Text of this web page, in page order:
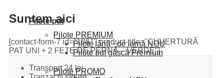
Pilote pat
Pilote PREMIUM
Pilote lână - de iarnă NOU
Pilote puf gâscăPremium
Pilote PROMO
Suntem aici
[contact-form-7 id="1861" product-title="CUVERTURĂ
PAT UNI + 2 FEȚE DE PERNĂ – VERDE"]
Transport 24 lei